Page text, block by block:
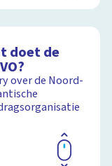
doet de
over de Noord-